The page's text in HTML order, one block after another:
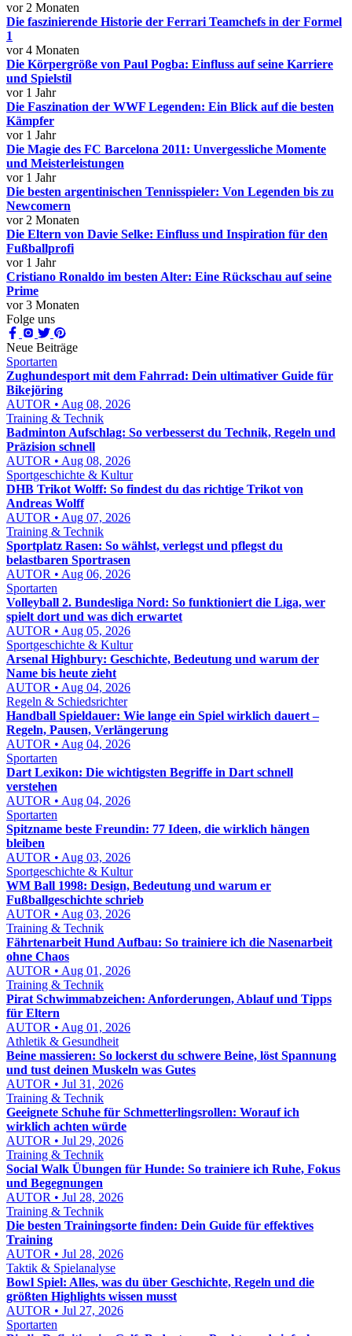
vor 2 Monaten
Die faszinierende Historie der Ferrari Teamchefs in der Formel
1
vor 4 Monaten
Die Körpergröße von Paul Pogba: Einfluss auf seine Karriere
und Spielstil
vor 1 Jahr
Die Faszination der WWF Legenden: Ein Blick auf die besten
Kämpfer
vor 1 Jahr
Die Magie des FC Barcelona 2011: Unvergessliche Momente
und Meisterleistungen
vor 1 Jahr
Die besten argentinischen Tennisspieler: Von Legenden bis zu
Newcomern
vor 2 Monaten
Die Eltern von Davie Selke: Einfluss und Inspiration für den
Fußballprofi
vor 1 Jahr
Cristiano Ronaldo im besten Alter: Eine Rückschau auf seine
Prime
vor 3 Monaten
Folge uns
Neue Beiträge
Sportarten
Zughundesport mit dem Fahrrad: Dein ultimativer Guide für
Bikejöring
AUTOR • Aug 08, 2026
Training & Technik
Badminton Aufschlag: So verbesserst du Technik, Regeln und
Präzision schnell
AUTOR • Aug 08, 2026
Sportgeschichte & Kultur
DHB Trikot Wolff: So findest du das richtige Trikot von
Andreas Wolff
AUTOR • Aug 07, 2026
Training & Technik
Sportplatz Rasen: So wählst, verlegst und pflegst du
belastbaren Sportrasen
AUTOR • Aug 06, 2026
Sportarten
Volleyball 2. Bundesliga Nord: So funktioniert die Liga, wer
spielt dort und was dich erwartet
AUTOR • Aug 05, 2026
Sportgeschichte & Kultur
Arsenal Highbury: Geschichte, Bedeutung und warum der
Name bis heute zieht
AUTOR • Aug 04, 2026
Regeln & Schiedsrichter
Handball Spieldauer: Wie lange ein Spiel wirklich dauert –
Regeln, Pausen, Verlängerung
AUTOR • Aug 04, 2026
Sportarten
Dart Lexikon: Die wichtigsten Begriffe in Dart schnell
verstehen
AUTOR • Aug 04, 2026
Sportarten
Spitzname beste Freundin: 77 Ideen, die wirklich hängen
bleiben
AUTOR • Aug 03, 2026
Sportgeschichte & Kultur
WM Ball 1998: Design, Bedeutung und warum er
Fußballgeschichte schrieb
AUTOR • Aug 03, 2026
Training & Technik
Fährtenarbeit Hund Aufbau: So trainiere ich die Nasenarbeit
ohne Chaos
AUTOR • Aug 01, 2026
Training & Technik
Pirat Schwimmabzeichen: Anforderungen, Ablauf und Tipps
für Eltern
AUTOR • Aug 01, 2026
Athletik & Gesundheit
Beine massieren: So lockerst du schwere Beine, löst Spannung
und tust deinen Muskeln was Gutes
AUTOR • Jul 31, 2026
Training & Technik
Geeignete Schuhe für Schmetterlingsrollen: Worauf ich
wirklich achten würde
AUTOR • Jul 29, 2026
Training & Technik
Social Walk Übungen für Hunde: So trainiere ich Ruhe, Fokus
und Begegnungen
AUTOR • Jul 28, 2026
Training & Technik
Die besten Trainingsorte finden: Dein Guide für effektives
Training
AUTOR • Jul 28, 2026
Taktik & Spielanalyse
Bowl Spiel: Alles, was du über Geschichte, Regeln und die
größten Highlights wissen musst
AUTOR • Jul 27, 2026
Sportarten